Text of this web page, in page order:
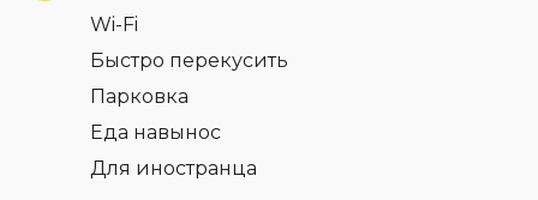
Wi-Fi
Быстро перекусить
Парковка
Еда навынос
Для иностранца